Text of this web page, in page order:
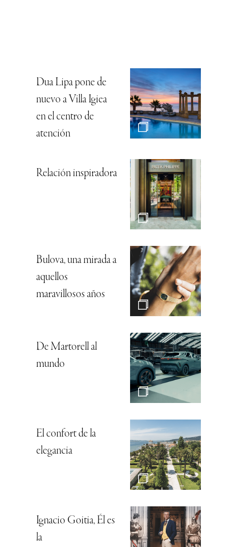
Dua Lipa pone de
nuevo a Villa Igiea
en el centro de
atención
Relación inspiradora
Bulova, una mirada a
aquellos
maravillosos años
De Martorell al
mundo
El confort de la
elegancia
Ignacio Goitia, Él es
la